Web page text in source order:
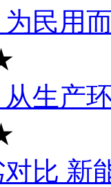
民用
生产
比 新